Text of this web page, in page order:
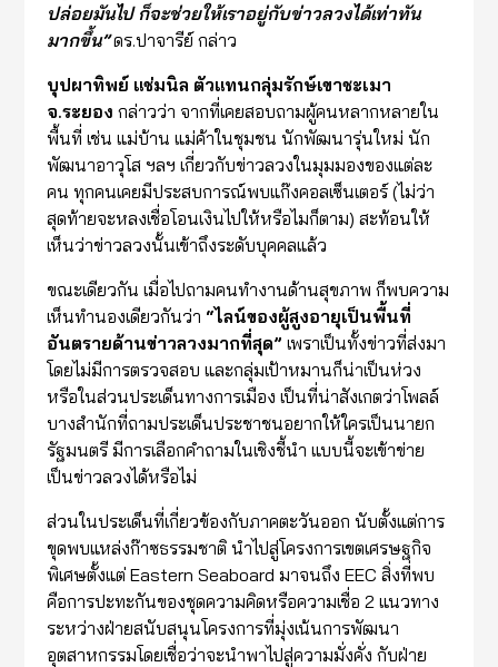
ปล่อยมันไป ก็จะช่วยให้เราอยู่กับข่าวลวงได้เท่าทัน
มากขึ้น”ดร.ปาจารีย์ กล่าว
บุปผาทิพย์ แช่มนิล ตัวแทนกลุ่มรักษ์เขาชะเมา
จ.ระยอง กล่าวว่า จากที่เคยสอบถามผู้คนหลากหลายใน
พื้นที่ เช่น แม่บ้าน แม่ค้าในชุมชน นักพัฒนารุ่นใหม่ นัก
พัฒนาอาวุโส ฯลฯ เกี่ยวกับข่าวลวงในมุมมองของแต่ละ
คน ทุกคนเคยมีประสบการณ์พบแก๊งคอลเซ็นเตอร์ (ไม่ว่า
สุดท้ายจะหลงเชื่อโอนเงินไปให้หรือไมก็ตาม) สะท้อนให้
เห็นว่าข่าวลวงนั้นเข้าถึงระดับบุคคลแล้ว
ขณะเดียวกัน เมื่อไปถามคนทำงานด้านสุขภาพ ก็พบความ
เห็นทำนองเดียวกันว่า “ไลน์ของผู้สูงอายุเป็นพื้นที่
อันตรายด้านข่าวลวงมากที่สุด”เพราเป็นทั้งข่าวที่ส่งมา
โดยไม่มีการตรวจสอบ และกลุ่มเป้าหมานก็น่าเป็นห่วง
หรือในส่วนประเด็นทางการเมือง เป็นที่น่าสังเกตว่าโพลล์
บางสำนักที่ถามประเด็นประชาชนอยากให้ใครเป็นนายก
รัฐมนตรี มีการเลือกคำถามในเชิงชี้นำ แบบนี้จะเข้าข่าย
เป็นข่าวลวงได้หรือไม่
ส่วนในประเด็นที่เกี่ยวข้องกับภาคตะวันออก นับตั้งแต่การ
ขุดพบแหล่งก๊าซธรรมชาติ นำไปสู่โครงการเขตเศรษฐกิจ
พิเศษตั้งแต่ Eastern Seaboard มาจนถึง EEC สิ่งที่พบ
คือการปะทะกันของชุดความคิดหรือความเชื่อ 2 แนวทาง
ระหว่างฝ่ายสนับสนุนโครงการที่มุ่งเน้นการพัฒนา
อุตสาหกรรมโดยเชื่อว่าจะนำพาไปสู่ความมั่งคั่ง กับฝ่าย